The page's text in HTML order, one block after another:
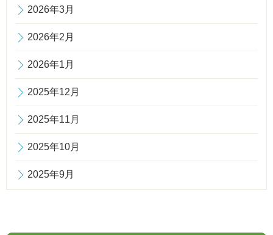
2026年3月
2026年2月
2026年1月
2025年12月
2025年11月
2025年10月
2025年9月